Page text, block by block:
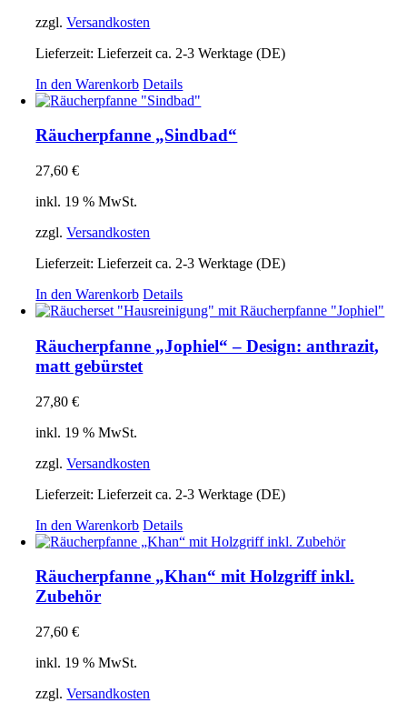
zzgl.Versandkosten
Lieferzeit:Lieferzeit ca. 2-3 Werktage (DE)
In den Warenkorb Details
Räucherpfanne „Sindbad“
27,60€
inkl. 19 % MwSt.
zzgl.Versandkosten
Lieferzeit:Lieferzeit ca. 2-3 Werktage (DE)
In den Warenkorb Details
Räucherpfanne „Jophiel“ – Design: anthrazit,
matt gebürstet
27,80€
inkl. 19 % MwSt.
zzgl.Versandkosten
Lieferzeit:Lieferzeit ca. 2-3 Werktage (DE)
In den Warenkorb Details
Räucherpfanne „Khan“ mit Holzgriff inkl.
Zubehör
27,60€
inkl. 19 % MwSt.
zzgl.Versandkosten